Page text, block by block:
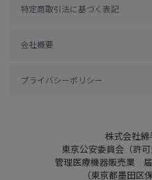
特定商取引法に基づく表記
会社概要
プライバシーポリシー
株式会社
東京公安委員会（許
管理医療機器販売業
（東京都墨田区